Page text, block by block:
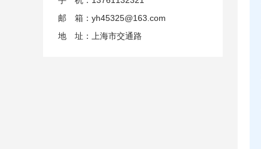
邮 箱：yh45325@163.com
地 址：上海市交通路